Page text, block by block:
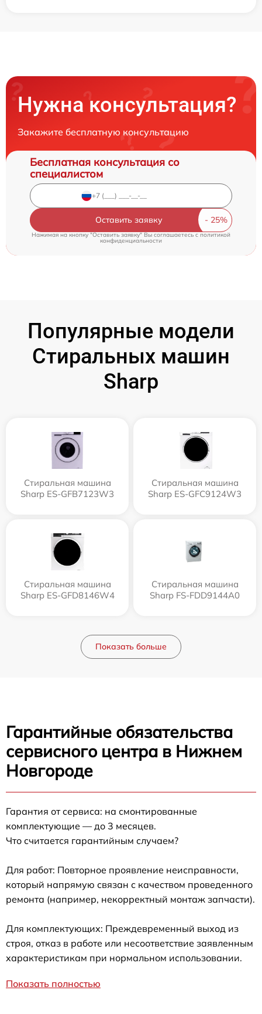
Нужна консультация?
Закажите бесплатную консультацию
Бесплатная консультация со
специалистом
Оставить заявку
Нажимая на кнопку "Оставить заявку" Вы соглашаетесь cполитикой
конфиденциальности
Популярные модели
Стиральных машин
Sharp
Стиральная машина
Sharp ES-GFB7123W3
Стиральная машина
Sharp ES-GFC9124W3
Стиральная машина
Sharp ES-GFD8146W4
Стиральная машина
Sharp FS-FDD9144A0
Показать больше
Гарантийные обязательства
сервисного центра в Нижнем
Новгороде
Гарантия от сервиса: на смонтированные
комплектующие — до 3 месяцев.
Что считается гарантийным случаем?
Для работ: Повторное проявление неисправности,
который напрямую связан с качеством проведенного
ремонта (например, некорректный монтаж запчасти).
Для комплектующих: Преждевременный выход из
строя, отказ в работе или несоответствие заявленным
характеристикам при нормальном использовании.
Показать полностью